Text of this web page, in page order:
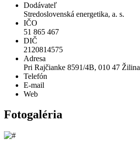
Dodávateľ
Stredoslovenská energetika, a. s.
IČO
51 865 467
DIČ
2120814575
Adresa
Pri Rajčianke 8591/4B, 010 47 Žilina
Telefón
E-mail
Web
Fotogaléria